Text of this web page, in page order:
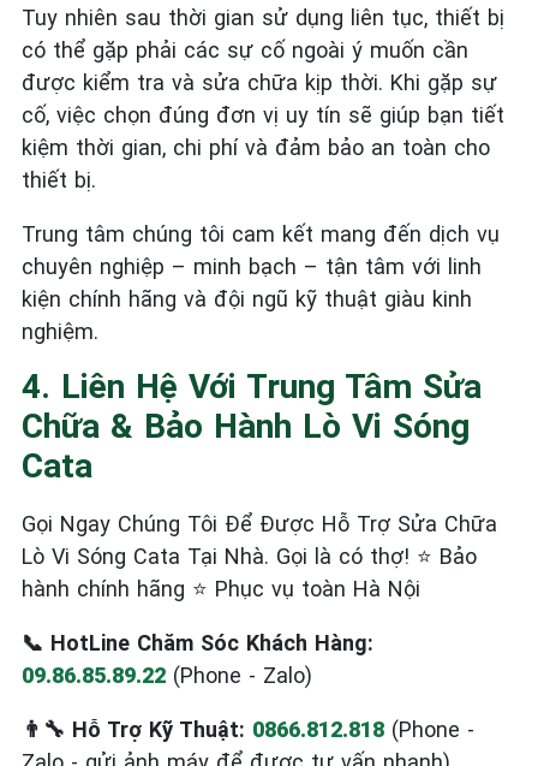
Tuy nhiên sau thời gian sử dụng liên tục, thiết bị
có thể gặp phải các sự cố ngoài ý muốn cần
được kiểm tra và sửa chữa kịp thời. Khi gặp sự
cố, việc chọn đúng đơn vị uy tín sẽ giúp bạn tiết
kiệm thời gian, chi phí và đảm bảo an toàn cho
thiết bị.
Trung tâm chúng tôi cam kết mang đến dịch vụ
chuyên nghiệp – minh bạch – tận tâm với linh
kiện chính hãng và đội ngũ kỹ thuật giàu kinh
nghiệm.
4. Liên Hệ Với Trung Tâm Sửa
Chữa & Bảo Hành Lò Vi Sóng
Cata
Gọi Ngay Chúng Tôi Để Được Hỗ Trợ Sửa Chữa
Lò Vi Sóng Cata Tại Nhà. Gọi là có thợ! ⭐ Bảo
hành chính hãng ⭐ Phục vụ toàn Hà Nội
📞 HotLine Chăm Sóc Khách Hàng:
09.86.85.89.22 (Phone - Zalo)
👨‍🔧 Hỗ Trợ Kỹ Thuật: 0866.812.818 (Phone -